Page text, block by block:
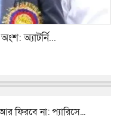
অ্যাটর্নি...
ফিরবে না: প্যারিসে...